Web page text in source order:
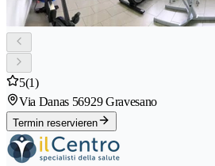
5(1)
Via Danas 56929 Gravesano
Termin reservieren